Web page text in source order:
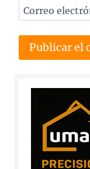
Correo